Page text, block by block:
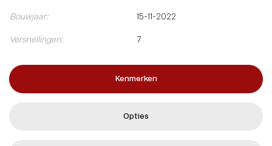
Bouwjaar: 15-11-2022
Versnellingen: 7
Kenmerken
Opties